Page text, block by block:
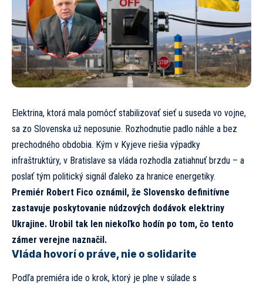
Elektrina, ktorá mala pomôcť stabilizovať sieť u suseda vo vojne,
sa zo Slovenska už neposunie. Rozhodnutie padlo náhle a bez
prechodného obdobia. Kým v Kyjeve riešia výpadky
infraštruktúry, v Bratislave sa vláda rozhodla zatiahnuť brzdu – a
poslať tým politický signál ďaleko za hranice energetiky.
Premiér Robert Fico oznámil, že Slovensko definitívne
zastavuje poskytovanie núdzových dodávok elektriny
Ukrajine. Urobil tak len niekoľko hodín po tom, čo tento
zámer verejne naznačil.
Vláda hovorí o práve, nie o solidarite
Podľa premiéra ide o krok, ktorý je plne v súlade s